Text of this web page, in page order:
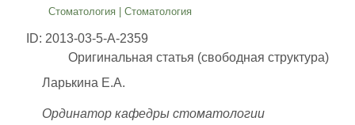
Стоматология |Стоматология
ID: 2013-03-5-A-2359
Оригинальная статья (свободная структура)
Ларькина Е.А.
Ординатор кафедры стоматологии